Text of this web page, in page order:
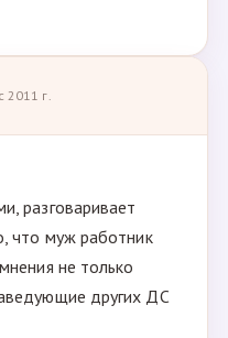
2011 г.
разговаривает
что муж работник
не только
других ДС